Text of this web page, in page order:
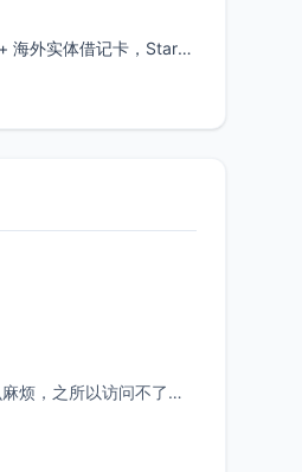
全球多币种账户 + 海外实体借记卡，Starryblu开户教程与注意事项
不需要这么麻烦，之所以访问不了，是由于非对称路由的问题，在爱快主路由添加一条静态路由192.168.